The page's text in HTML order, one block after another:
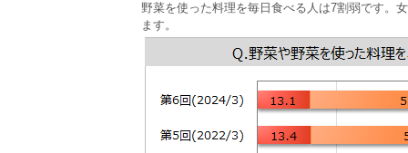
野菜を使った料理を毎日食べる人は7割弱です。
ます。